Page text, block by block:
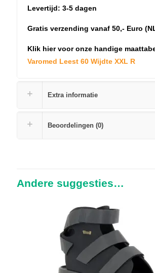
Levertijd: 3-5 dagen
Gratis verzending vanaf 50,- Euro
Klik hier voor onze handige
Varomed Leest 60 Wijdte XXL R
Extra informatie
Beoordelingen (0)
Andere suggesties…